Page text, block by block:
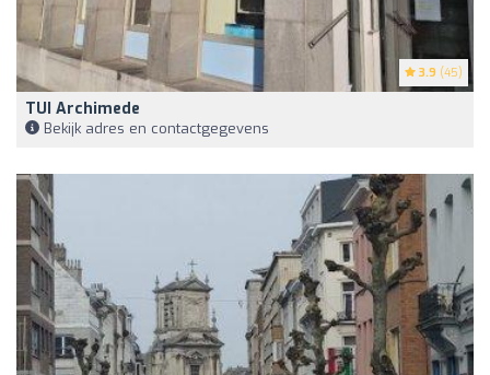
3.9 (45)
TUI Archimede
Bekijk adres en contactgegevens